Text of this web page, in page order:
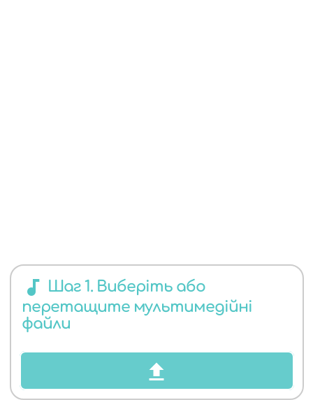
АУДІО
audiotrack Шаг 1. Виберіть або
перетащите мультимедійні
файли